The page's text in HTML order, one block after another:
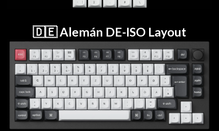
🇩🇪 Alemán DE-ISO Layout